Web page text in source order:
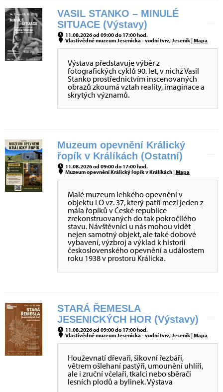
VASIL STANKO – MINULÉ
SITUACE (Výstavy)
11.08.2026 od 09:00 do 17:00 hod.
Vlastivědné muzeum Jesenicka - vodní tvrz, Jeseník |Mapa
Výstava představuje výběr z
fotografických cyklů 90. let, v nichž Vasil
Stanko prostřednictvím inscenovaných
obrazů zkoumá vztah reality, imaginace a
skrytých významů.
Muzeum opevnění Králický
řopík v Králíkách (Ostatní)
11.08.2026 od 09:00 do 17:00 hod.
Muzeum opevnění Králický řopík v Králíkách |Mapa
Malé muzeum lehkého opevnění v
objektu LO vz. 37, který patří mezi jeden z
mála řopíků v České republice
zrekonstruovaných do tak pokročilého
stavu. Návštěvníci u nás mohou vidět
nejen samotný objekt, ale také dobové
vybavení, výzbroj a výklad k historii
československého opevnění a událostem
roku 1938 v prostoru Králicka.
STARÁ ŘEMESLA
JESENICKÝCH HOR (Výstavy)
11.08.2026 od 09:00 do 17:00 hod.
Vlastivědné muzeum Jesenicka - vodní tvrz, Jeseník |Mapa
Houževnatí dřevaři, šikovní řezbáři,
větrem ošlehaní pastýři, umounění uhlíři,
ale i zruční včelaři, tkalci nebo sběrači
lesních plodů a bylinek. Výstava